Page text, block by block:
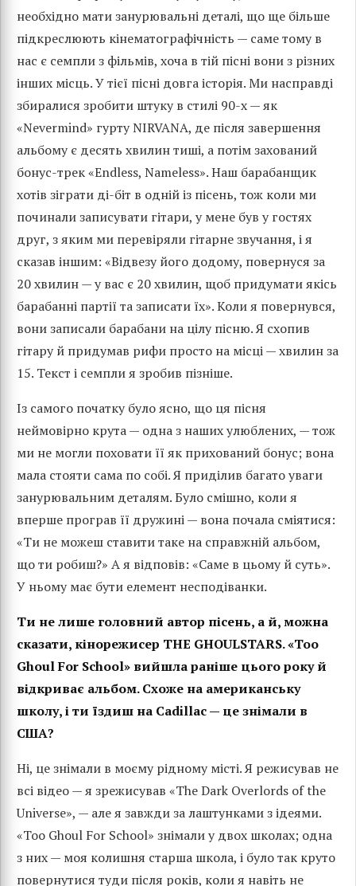
необхідно мати занурювальні деталі, що ще більше
підкреслюють кінематографічність — саме тому в
нас є семпли з фільмів, хоча в тій пісні вони з різних
інших місць. У тієї пісні довга історія. Ми насправді
збиралися зробити штуку в стилі 90-х — як
«Nevermind» гурту NIRVANA, де після завершення
альбому є десять хвилин тиші, а потім захований
бонус-трек «Endless, Nameless». Наш барабанщик
хотів зіграти ді-біт в одній із пісень, тож коли ми
починали записувати гітари, у мене був у гостях
друг, з яким ми перевіряли гітарне звучання, і я
сказав іншим: «Відвезу його додому, повернуся за
20 хвилин — у вас є 20 хвилин, щоб придумати якісь
барабанні партії та записати їх». Коли я повернувся,
вони записали барабани на цілу пісню. Я схопив
гітару й придумав рифи просто на місці — хвилин за
15. Текст і семпли я зробив пізніше.
Із самого початку було ясно, що ця пісня
неймовірно крута — одна з наших улюблених, — тож
ми не могли поховати її як прихований бонус; вона
мала стояти сама по собі. Я приділив багато уваги
занурювальним деталям. Було смішно, коли я
вперше програв її дружині — вона почала сміятися:
«Ти не можеш ставити таке на справжній альбом,
що ти робиш?» А я відповів: «Саме в цьому й суть».
У ньому має бути елемент несподіванки.
Ти не лише головний автор пісень, а й, можна
сказати, кінорежисер THE GHOULSTARS. «Too
Ghoul For School» вийшла раніше цього року й
відкриває альбом. Схоже на американську
школу, і ти їздиш на Cadillac — це знімали в
США?
Ні, це знімали в моєму рідному місті. Я режисував не
всі відео — я зрежисував «The Dark Overlords of the
Universe», — але я завжди за лаштунками з ідеями.
«Too Ghoul For School» знімали у двох школах; одна
з них — моя колишня старша школа, і було так круто
повернутися туди після років, коли я навіть не